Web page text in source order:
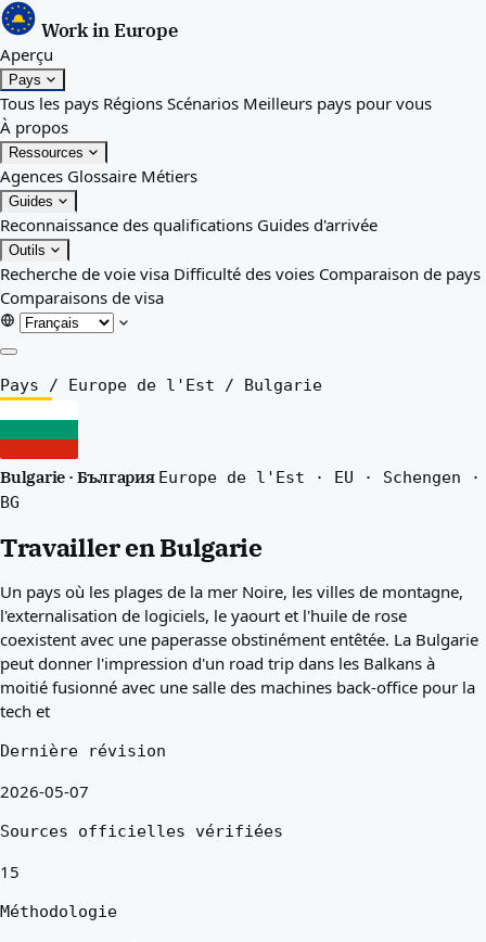
Work in Europe
Aperçu
Pays
Tous les pays Régions Scénarios Meilleurs pays pour vous
À propos
Ressources
Agences Glossaire Métiers
Guides
Reconnaissance des qualifications Guides d'arrivée
Outils
Recherche de voie visa Difficulté des voies Comparaison de pays
Comparaisons de visa
Aperçu
Scénarios
Ressources
Glossaire
Métiers
Guides
Reconnaissance des qualifications
Guides d'arrivée
Outils
Recherche de voie visa
Comparaison de pays
Comparaisons de visa
Pays / Europe de l'Est / Bulgarie
Bulgarie · България Europe de l'Est · EU · Schengen ·
BG
Travailler en Bulgarie
Un pays où les plages de la mer Noire, les villes de montagne,
l'externalisation de logiciels, le yaourt et l'huile de rose
coexistent avec une paperasse obstinément entêtée. La Bulgarie
peut donner l'impression d'un road trip dans les Balkans à
moitié fusionné avec une salle des machines back-office pour la
tech et
Dernière révision
2026-05-07
Sources officielles vérifiées
15
Méthodologie